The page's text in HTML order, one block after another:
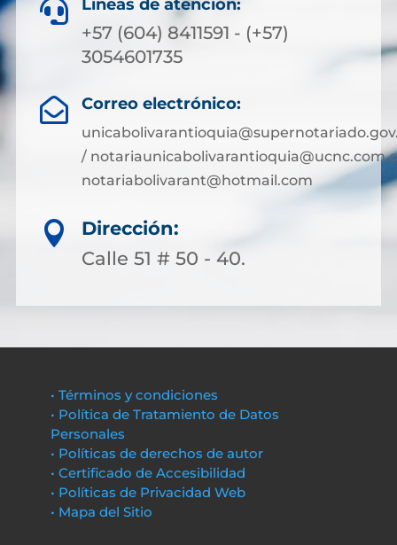
 Líneas de atención:
+57 (604) 8411591 - (+57)
3054601735
 Correo electrónico:
/
notariabolivarant@hotmail.com

Dirección:
Calle 51 # 50 - 40.
• Términos y condiciones
• Política de Tratamiento de Datos
Personales
• Políticas de derechos de autor
• Certificado de Accesibilidad
• Políticas de Privacidad Web
• Mapa del Sitio